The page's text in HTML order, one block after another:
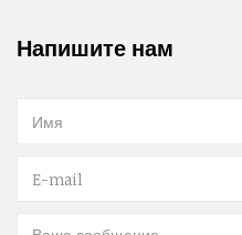
Напишите нам